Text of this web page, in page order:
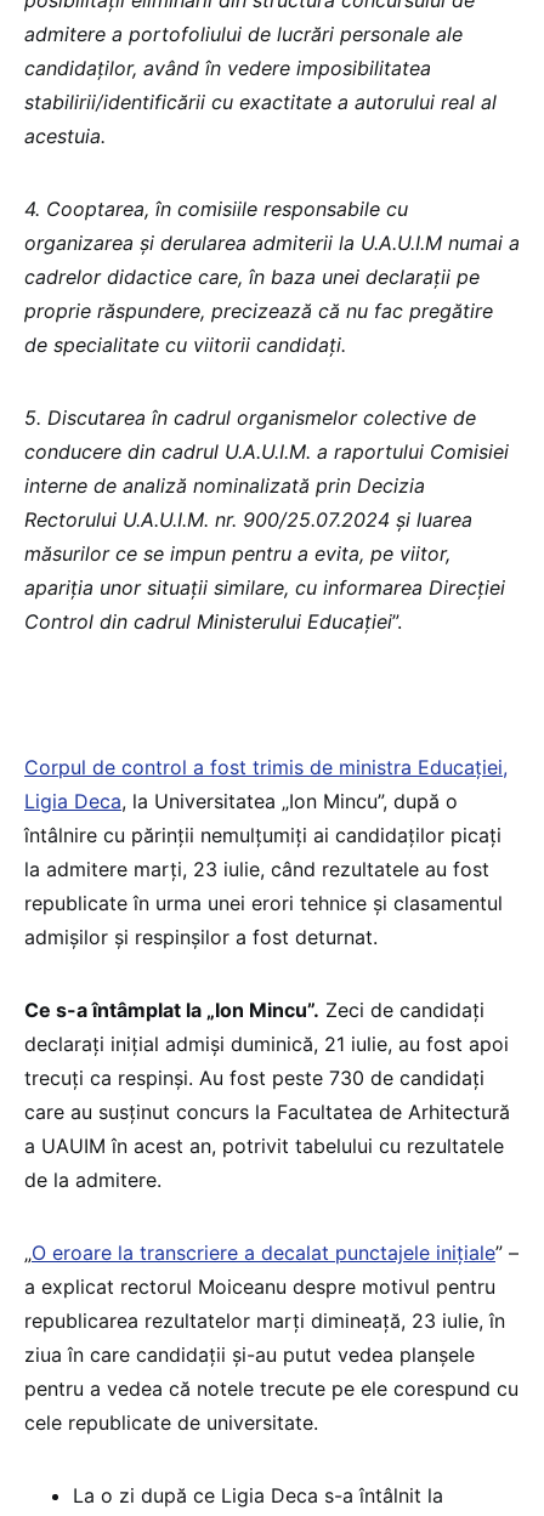
admitere a portofoliului de lucrări personale ale
candidaților, având în vedere imposibilitatea
stabilirii/identificării cu exactitate a autorului real al
acestuia.
4. Cooptarea, în comisiile responsabile cu
organizarea și derularea admiterii la U.A.U.I.M numai a
cadrelor didactice care, în baza unei declarații pe
proprie răspundere, precizează că nu fac pregătire
de specialitate cu viitorii candidați.
5. Discutarea în cadrul organismelor colective de
conducere din cadrul U.A.U.I.M. a raportului Comisiei
interne de analiză nominalizată prin Decizia
Rectorului U.A.U.I.M. nr. 900/25.07.2024 și luarea
măsurilor ce se impun pentru a evita, pe viitor,
apariția unor situații similare, cu informarea Direcției
Control din cadrul Ministerului Educației”.
Corpul de control a fost trimis de ministra Educației,
Ligia Deca, la Universitatea „Ion Mincu”, după o
întâlnire cu părinții nemulțumiți ai candidaților picați
la admitere marți, 23 iulie, când rezultatele au fost
republicate în urma unei erori tehnice și clasamentul
admișilor și respinșilor a fost deturnat.
Ce s-a întâmplat la „Ion Mincu”. Zeci de candidați
declarați inițial admiși duminică, 21 iulie, au fost apoi
trecuți ca respinși. Au fost peste 730 de candidați
care au susținut concurs la Facultatea de Arhitectură
a UAUIM în acest an, potrivit tabelului cu rezultatele
de la admitere.
„O eroare la transcriere a decalat punctajele inițiale” –
a explicat rectorul Moiceanu despre motivul pentru
republicarea rezultatelor marți dimineață, 23 iulie, în
ziua în care candidații și-au putut vedea planșele
pentru a vedea că notele trecute pe ele corespund cu
cele republicate de universitate.
La o zi după ce Ligia Deca s-a întâlnit la